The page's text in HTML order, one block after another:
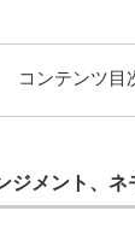
コンテンツ目
ジメント、ネ